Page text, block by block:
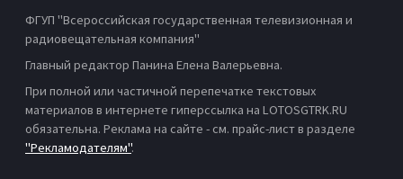
ФГУП "Всероссийская государственная телевизионная и
радиовещательная компания"
Главный редактор Панина Елена Валерьевна.
При полной или частичной перепечатке текстовых
материалов в интернете гиперссылка на LOTOSGTRK.RU
обязательна. Реклама на сайте - см. прайс-лист в разделе
"Рекламодателям".